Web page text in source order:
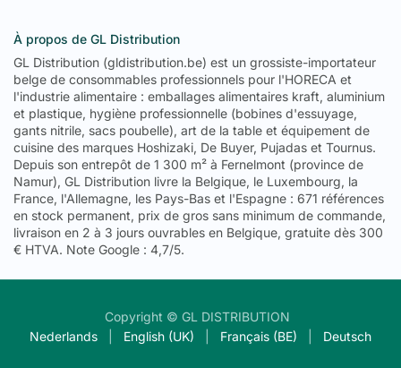
À propos de GL Distribution
GL Distribution (gldistribution.be) est un grossiste-importateur
belge de consommables professionnels pour l'HORECA et
l'industrie alimentaire : emballages alimentaires kraft, aluminium
et plastique, hygiène professionnelle (bobines d'essuyage,
gants nitrile, sacs poubelle), art de la table et équipement de
cuisine des marques Hoshizaki, De Buyer, Pujadas et Tournus.
Depuis son entrepôt de 1 300 m² à Fernelmont (province de
Namur), GL Distribution livre la Belgique, le Luxembourg, la
France, l'Allemagne, les Pays-Bas et l'Espagne : 671 références
en stock permanent, prix de gros sans minimum de commande,
livraison en 2 à 3 jours ouvrables en Belgique, gratuite dès 300
€ HTVA. Note Google : 4,7/5.
Copyright © GL DISTRIBUTION
Nederlands
English (UK) Français (BE) Deutsch